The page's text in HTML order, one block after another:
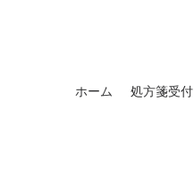
ホーム 処方箋受付